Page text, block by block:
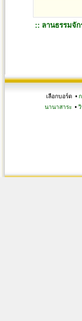
:: ลานธรรมจัก
เลือกบอร์ด •
นานาสาระ•